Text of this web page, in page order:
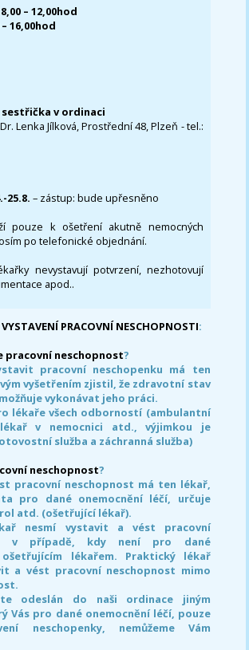
8,00 – 12,00hod
– 16,00hod
sestřička v ordinaci
Lenka Jílková, Prostřední 48, Plzeň - tel.:
25.8. – zástup: bude upřesněno
pouze k ošetření akutně nemocných
po telefonické objednání.
nevystavují potvrzení, nezhotovují
apod..
PRACOVNÍ NESCHOPNOSTI:
pracovní neschopnost?
pracovní neschopenku má ten
vyšetřením zjistil, že zdravotní stav
vykonávat jeho práci.
lékaře všech odborností (ambulantní
v nemocnici atd., výjimkou je
služba a záchranná služba)
neschopnost?
pracovní neschopnost má ten lékař,
pro dané onemocnění léčí, určuje
atd. (ošetřující lékař).
nesmí vystavit a vést pracovní
v případě, kdy není pro dané
ošetřujícím lékařem. Praktický lékař
a vést pracovní neschopnost mimo
odeslán do naši ordinace jiným
Vás pro dané onemocnění léčí, pouze
neschopenky, nemůžeme Vám